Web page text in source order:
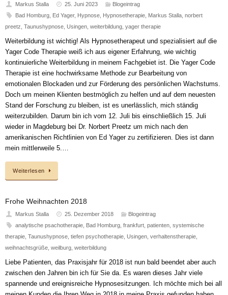
Markus Stalla 25. Juni 2023
Blogeintrag
Bad Homburg, Ed Yager, Hypnose, Hypnosetherapie, Markus Stalla, norbert
preetz Taunushypnose Usingen weiterbildung yager therapie
Weiterbildung ist wichtig! Als Hypnosetherapeut und spezialisiert auf die
Yager Code Therapie weiß ich aus eigener Erfahrung, wie wichtig
kontinuierliche Weiterbildung in meinem Fachgebiet ist. Die Yager Code
Therapie ist eine hochwirksame Methode zur Bearbeitung von
emotionalen Blockaden und zur Förderung des persönlichen Wachstums.
Doch um meinen Klienten bestmöglich zu helfen und auf dem neuesten
Stand der Forschung zu bleiben, ist es unerlässlich, mich ständig
weiterzubilden. Darum bin ich vom 12. Juli bis einschließlich 15. Juli
wieder in Magdeburg bei Dr. Norbert Preetz um mich nach den
amerikanischen Richtlinien von Ed Yager zu zertifizieren. Dies ist dann
mein mittlerweile 5.…
Weiterlesen
Frohe Weihnachten 2018
Markus Stalla 25. Dezember 2018
Blogeintrag
analytische psachotherapie, Bad Homburg, frankfurt, patienten, systemische
therapie, Taunushypnose, tiefen psychotherapie, Usingen, verhaltenstherapie,
weihnachtsgrüße, weilburg, weiterbildung
Liebe Patienten, das Praxisjahr für 2018 ist nun bald beendet aber auch
zwischen den Jahren bin ich für Sie da. Es waren dieses Jahr viele
spannende und ereignisreiche Hypnosesitzungen. Ich möchte mich bei all